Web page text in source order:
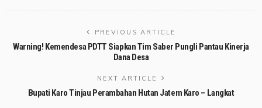
PREVIOUS ARTICLE
Warning! Kemendesa PDTT Siapkan Tim Saber Pungli Pantau Kinerja
Dana Desa
NEXT ARTICLE
Bupati Karo Tinjau Perambahan Hutan Jatem Karo – Langkat